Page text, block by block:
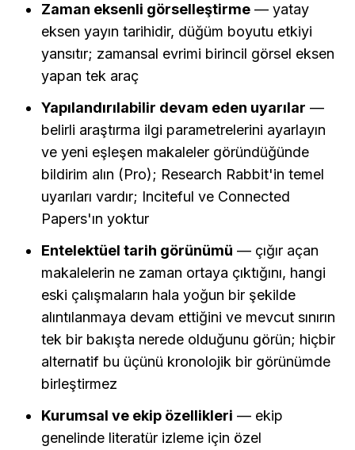
Zaman eksenli görselleştirme — yatay
eksen yayın tarihidir, düğüm boyutu etkiyi
yansıtır; zamansal evrimi birincil görsel eksen
yapan tek araç
Yapılandırılabilir devam eden uyarılar —
belirli araştırma ilgi parametrelerini ayarlayın
ve yeni eşleşen makaleler göründüğünde
bildirim alın (Pro); Research Rabbit'in temel
uyarıları vardır; Inciteful ve Connected
Papers'ın yoktur
Entelektüel tarih görünümü — çığır açan
makalelerin ne zaman ortaya çıktığını, hangi
eski çalışmaların hala yoğun bir şekilde
alıntılanmaya devam ettiğini ve mevcut sınırın
tek bir bakışta nerede olduğunu görün; hiçbir
alternatif bu üçünü kronolojik bir görünümde
birleştirmez
Kurumsal ve ekip özellikleri — ekip
genelinde literatür izleme için özel